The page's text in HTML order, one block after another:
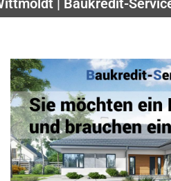
| Baukredit-